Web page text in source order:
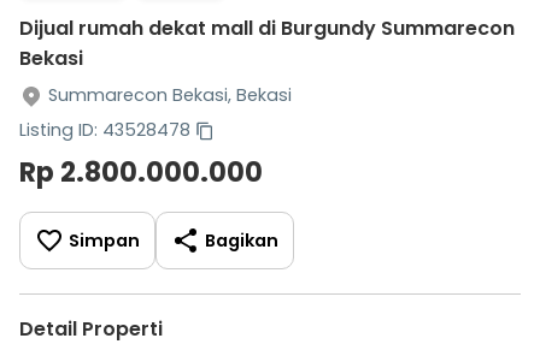
Dijual rumah dekat mall di Burgundy Summarecon
Bekasi
Summarecon Bekasi, Bekasi
Listing ID: 43528478
Rp 2.800.000.000
Simpan Bagikan
Detail Properti